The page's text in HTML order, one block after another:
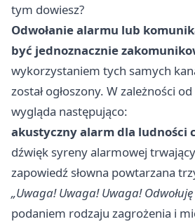
tym dowiesz?
Odwołanie alarmu lub
być jednoznacznie
wykorzystaniem tych samych
został ogłoszony. W zależności
wygląda następująco:
akustyczny alarm dla ludności
dźwięk syreny alarmowej trwający
zapowiedź słowna powtarzana
„Uwaga! Uwaga! Uwaga!
podaniem rodzaju zagrożenia i